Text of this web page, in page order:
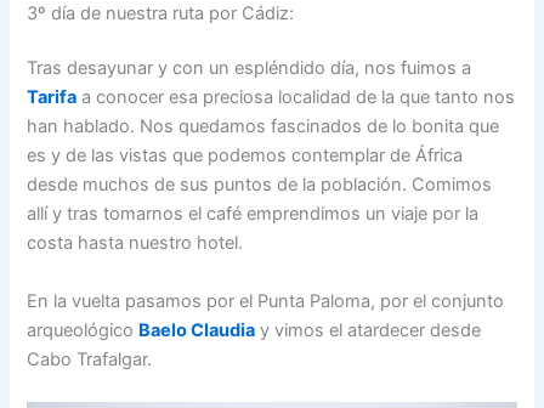
3º día de nuestra ruta por Cádiz:
Tras desayunar y con un espléndido día, nos fuimos a
Tarifa a conocer esa preciosa localidad de la que tanto nos
han hablado. Nos quedamos fascinados de lo bonita que
es y de las vistas que podemos contemplar de África
desde muchos de sus puntos de la población. Comimos
allí y tras tomarnos el café emprendimos un viaje por la
costa hasta nuestro hotel.
En la vuelta pasamos por el Punta Paloma, por el conjunto
arqueológico Baelo Claudia y vimos el atardecer desde
Cabo Trafalgar.